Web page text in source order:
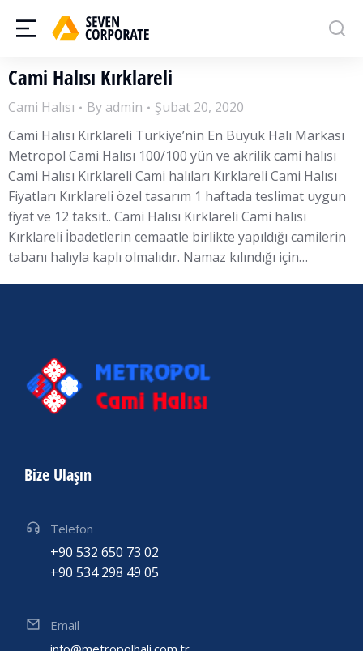
Cami Halısı Kırklareli
Cami Halısı By admin
Şubat 20, 2020
Cami Halısı Kırklareli Türkiye’nin En Büyük Halı Markası
Metropol Cami Halısı 100/100 yün ve akrilik cami halısı
Cami Halısı Kırklareli Cami halıları Kırklareli Cami Halısı
Fiyatları Kırklareli özel tasarım 1 haftada teslimat uygun
fiyat ve 12 taksit.. Cami Halısı Kırklareli Cami halısı
Kırklareli İbadetlerin cemaatle birlikte yapıldığı camilerin
tabanı halıyla kaplı olmalıdır. Namaz kılındığı için…
Bize Ulaşın
Telefon
+90 532 650 73 02
+90 534 298 49 05
Email